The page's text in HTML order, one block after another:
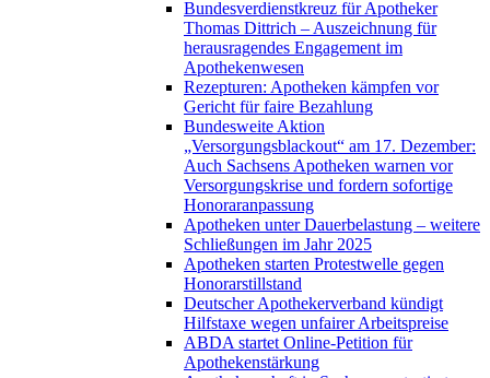
Bundesverdienstkreuz für Apotheker
Thomas Dittrich – Auszeichnung für
herausragendes Engagement im
Apothekenwesen
Rezepturen: Apotheken kämpfen vor
Gericht für faire Bezahlung
Bundesweite Aktion
„Versorgungsblackout“ am 17. Dezember:
Auch Sachsens Apotheken warnen vor
Versorgungskrise und fordern sofortige
Honoraranpassung
Apotheken unter Dauerbelastung – weitere
Schließungen im Jahr 2025
Apotheken starten Protestwelle gegen
Honorarstillstand
Deutscher Apothekerverband kündigt
Hilfstaxe wegen unfairer Arbeitspreise
ABDA startet Online-Petition für
Apothekenstärkung